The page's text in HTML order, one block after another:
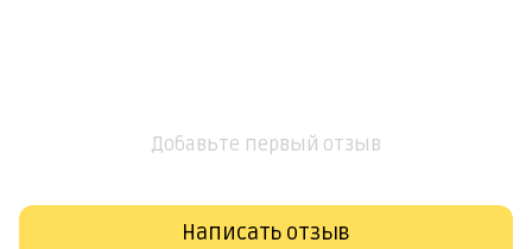
Добавьте первый отзыв
Написать отзыв